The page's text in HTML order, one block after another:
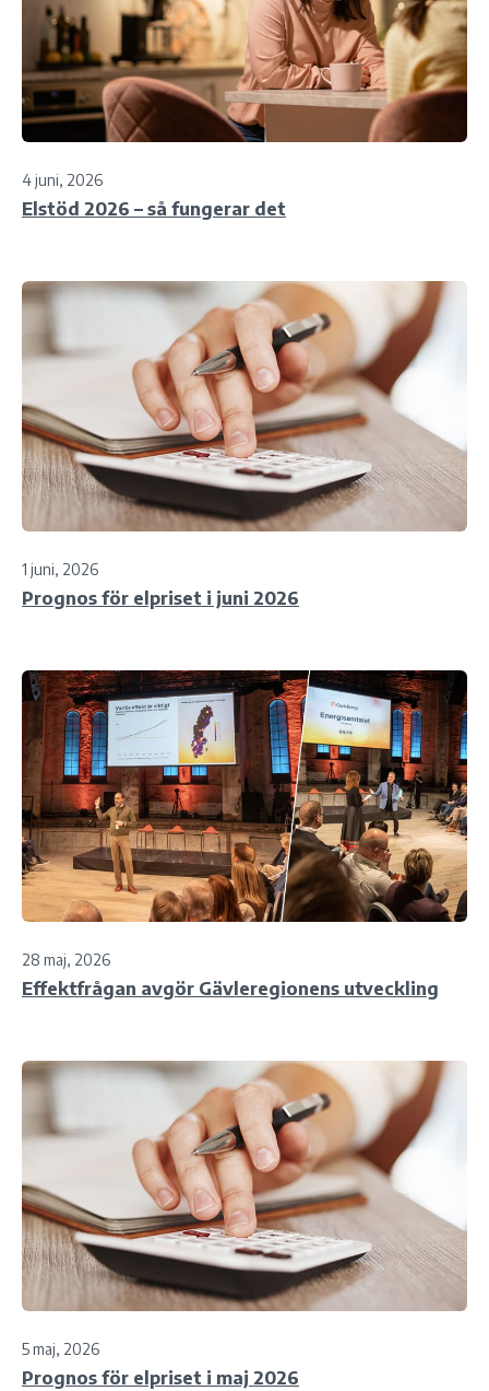
4 juni, 2026
Elstöd 2026 – så fungerar det
1 juni, 2026
Prognos för elpriset i juni 2026
28 maj, 2026
Effektfrågan avgör Gävleregionens utveckling
5 maj, 2026
Prognos för elpriset i maj 2026